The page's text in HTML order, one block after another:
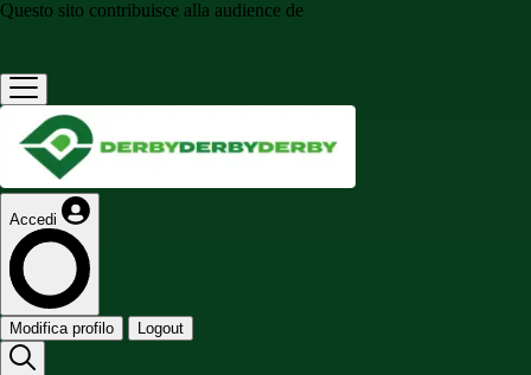
Questo sito contribuisce alla audience de
Accedi
Modifica profilo Logout